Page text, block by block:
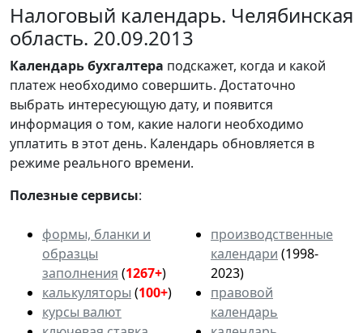
Налоговый календарь. Челябинская
область. 20.09.2013
Календарьбухгалтера подскажет, когда и какой
платеж необходимо совершить. Достаточно
выбрать интересующую дату, и появится
информация о том, какие налоги необходимо
уплатить в этот день. Календарь обновляется в
режиме реального времени.
Полезные сервисы:
формы, бланки и
образцы
заполнения (1267+)
калькуляторы (100+)
курсы валют
производственные
календари (1998-
2023)
правовой
календарь